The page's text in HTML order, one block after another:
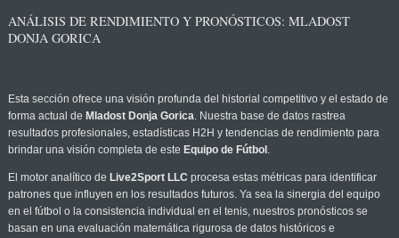
ANÁLISIS DE RENDIMIENTO Y PRONÓSTICOS: MLADOST
DONJA GORICA
Esta sección ofrece una visión profunda del historial competitivo y el estado de
forma actual de Mladost Donja Gorica. Nuestra base de datos rastrea
resultados profesionales, estadísticas H2H y tendencias de rendimiento para
brindar una visión completa de este Equipo de Fútbol .
El motor analítico de Live2Sport LLC procesa estas métricas para identificar
patrones que influyen en los resultados futuros. Ya sea la sinergia del equipo
en el fútbol o la consistencia individual en el tenis, nuestros pronósticos se
basan en una evaluación matemática rigurosa de datos históricos e